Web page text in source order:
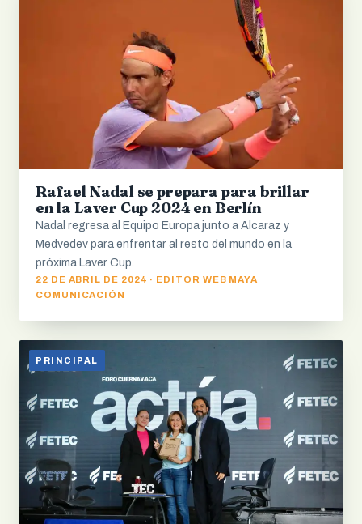
Rafael Nadal se prepara para brillar
en la Laver Cup 2024 en Berlín
Nadal regresa al Equipo Europa junto a Alcaraz y
Medvedev para enfrentar al resto del mundo en la
próxima Laver Cup.
22 DE ABRIL DE 2024 · EDITOR WEB MAYA
COMUNICACIÓN
PRINCIPAL